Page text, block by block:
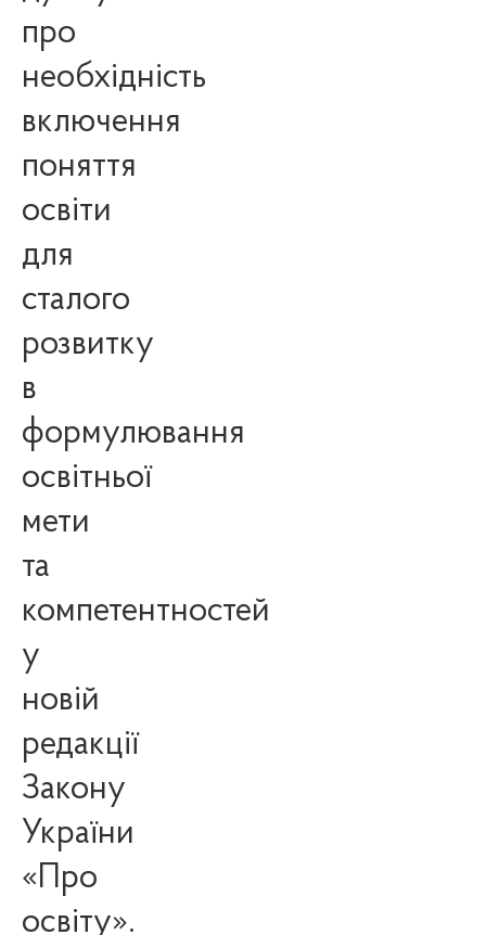
про
необхідність
включення
поняття
освіти
для
сталого
розвитку
в
формулювання
освітньої
мети
та
компетентностей
у
новій
редакції
Закону
України
«Про
освіту».